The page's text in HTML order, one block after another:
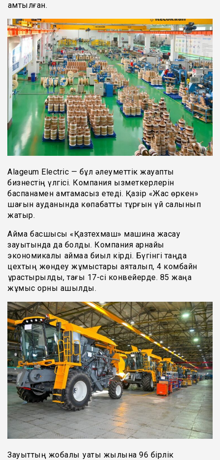
қамтылған.
Alageum Electric — бұл әлеуметтік жауапты
бизнестің үлгісі. Компания қызметкерлерін
баспанамен қамтамасыз етеді. Қазір «Жас өркен»
шағын ауданында көпқабатты тұрғын үй салынып
жатыр.
Аймақ басшысы «Қазтехмаш» машина жасау
зауытында да болды. Компания арнайы
экономикалық аймаққа биыл кірді. Бүгінгі таңда
цехтың жөндеу жұмыстары аяқталып, 4 комбайн
құрастырылды, тағы 17-сі конвейерде. 85 жаңа
жұмыс орны ашылды.
Зауыттың жобалық қуаты жылына 96 бірлік